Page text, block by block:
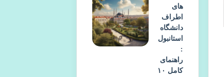
های
اطراف
دانشگاه
استانبول
:
راهنمای
کامل ۱۰